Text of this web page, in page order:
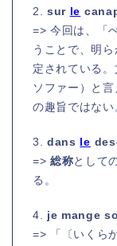
2.sur le
=> 今回は、「
うことで、明
定されている。
ソファー）と
の趣旨ではない
3.dans le
=>総称として
る。
4. je mange
=> 「〔いくら